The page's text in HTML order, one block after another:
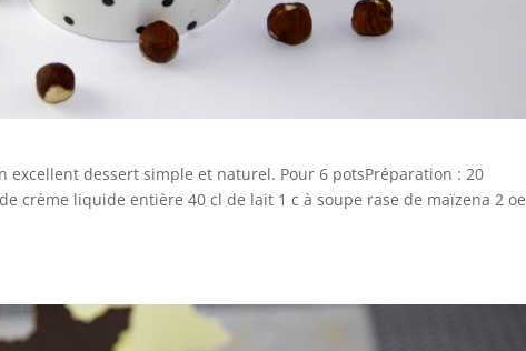
excellent dessert simple et naturel. Pour 6 potsPréparation : 20
crème liquide entière 40 cl de lait 1 c à soupe rase de maïzena 2